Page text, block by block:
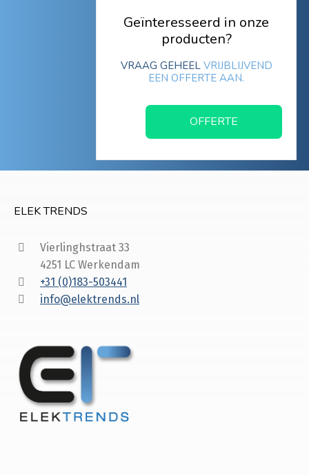
Geïnteresseerd in onze
producten?
VRAAG GEHEEL VRIJBLIJVEND
EEN OFFERTE AAN.
OFFERTE
ELEK TRENDS
Vierlinghstraat 33
4251 LC Werkendam
+31 (0)183-503441
info@elektrends.nl